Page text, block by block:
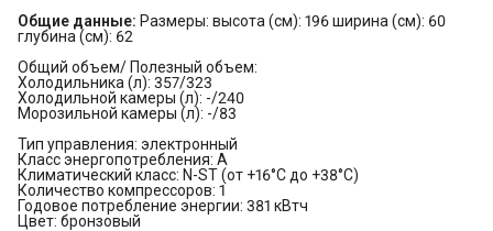
Общие данные: Размеры: высота (см): 196 ширина (см): 60
глубина (см): 62
Общий объем/ Полезный объем:
Холодильника (л): 357/323
Холодильной камеры (л): -/240
Морозильной камеры (л): -/83
Тип управления: электронный
Класс энергопотребления: A
Климатический класс: N-ST (от +16°С до +38°С)
Количество компрессоров: 1
Годовое потребление энергии: 381 кВтч
Цвет: бронзовый